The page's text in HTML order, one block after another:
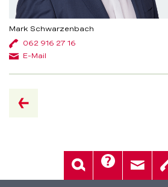
Mark Schwarzenbach
062 916 27 16
E-Mail